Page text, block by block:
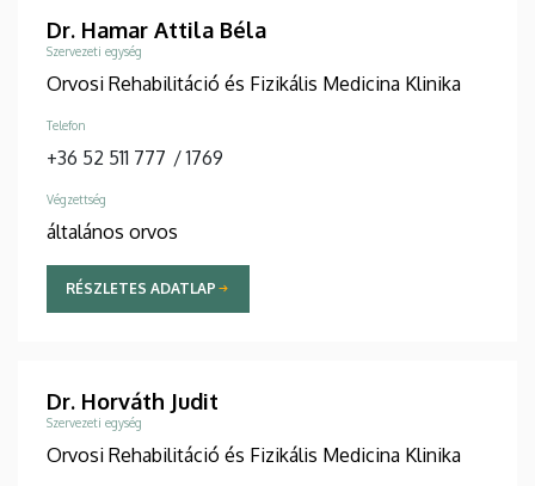
Dr. Hamar Attila Béla
Szervezeti egység
Orvosi Rehabilitáció és Fizikális Medicina Klinika
Telefon
+36 52 511 777 / 1769
Végzettség
általános orvos
RÉSZLETES ADATLAP
Dr. Horváth Judit
Szervezeti egység
Orvosi Rehabilitáció és Fizikális Medicina Klinika